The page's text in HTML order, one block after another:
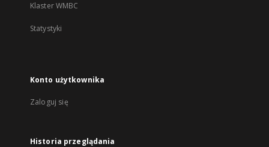
Klaster WMBC
Statystyki
Konto użytkownika
Zaloguj się
Historia przeglądania